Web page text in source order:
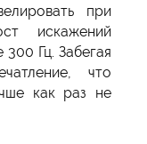
при
искажений
Гц. Забегая
что
как раз не